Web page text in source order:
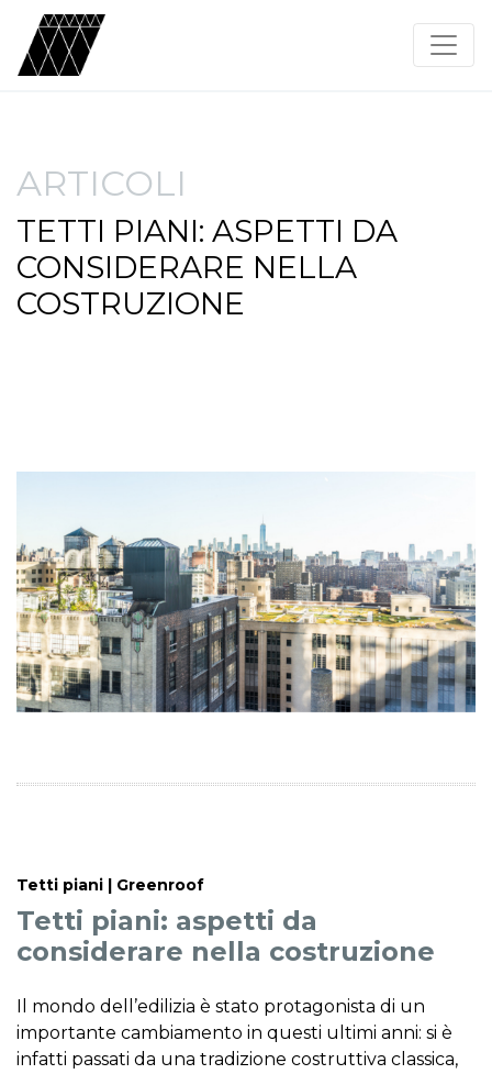
ARTICOLI
TETTI PIANI: ASPETTI DA
CONSIDERARE NELLA
COSTRUZIONE
Tetti piani | Greenroof
Tetti piani: aspetti da
considerare nella costruzione
Il mondo dell’edilizia è stato protagonista di un
importante cambiamento in questi ultimi anni: si è
infatti passati da una tradizione costruttiva classica,